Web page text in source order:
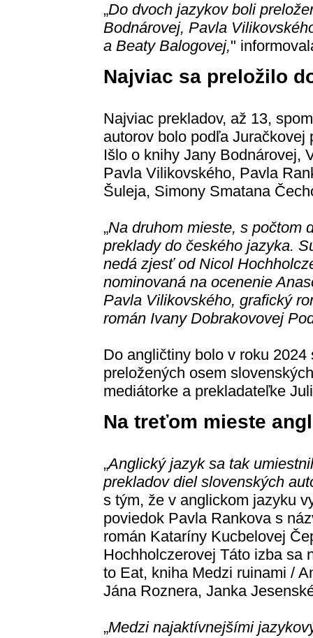
„Do dvoch jazykov boli
Bodnárovej, Pavla
a Beaty Balogovej,"
Najviac sa preložilo
Najviac prekladov, až 13,
autorov bolo podľa
Išlo o knihy Jany Bodnárovej,
Pavla Vilikovského, Pavla
Šuleja, Simony Smatana
„Na druhom mieste, s počtom
preklady do českého jazyka.
nedá zjesť od Nicol
nominovaná na ocenenie
Pavla Vilikovského, grafický
román Ivany Dobrakovovej
Do angličtiny bolo v roku
preložených osem
mediátorke a prekladateľke
Na treťom mieste
„Anglický jazyk sa tak
prekladov diel slovenských
s tým, že v anglickom jazyku
poviedok Pavla Rankova s
román Kataríny Kucbelovej
Hochholczerovej Táto izba sa
to Eat, kniha Medzi ruinami /
Jána Roznera, Janka
„Medzi najaktívnejšími